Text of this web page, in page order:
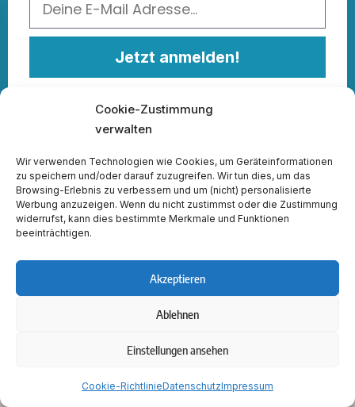
Cookie-Zustimmung
verwalten
Wir verwenden Technologien wie Cookies, um Geräteinformationen
zu speichern und/oder darauf zuzugreifen. Wir tun dies, um das
Browsing-Erlebnis zu verbessern und um (nicht) personalisierte
Werbung anzuzeigen. Wenn du nicht zustimmst oder die Zustimmung
widerrufst, kann dies bestimmte Merkmale und Funktionen
beeinträchtigen.
Akzeptieren
Ablehnen
Einstellungen ansehen
Cookie-RichtlinieDatenschutzImpressum
Jetzt anmelden!
Newsletter abbestellen.
Daten verarbeiten und schützen, kannst du alles in
unsererDatenschutzerklärungnachlesen.